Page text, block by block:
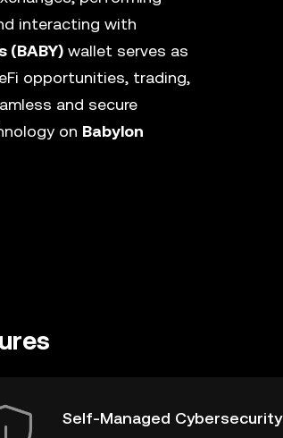
interacting with
(BABY) wallet serves as
opportunities, trading,
and secure
on Babylon
Self-Managed Cybersecurity